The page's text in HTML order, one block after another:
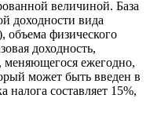
величиной. База
доходности вида
объема физического
доходность,
меняющегося ежегодно,
может быть введен в
налога составляет 15%,